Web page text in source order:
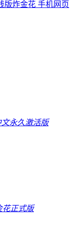
版炸金花 手机网页
永久激活版
花正式版